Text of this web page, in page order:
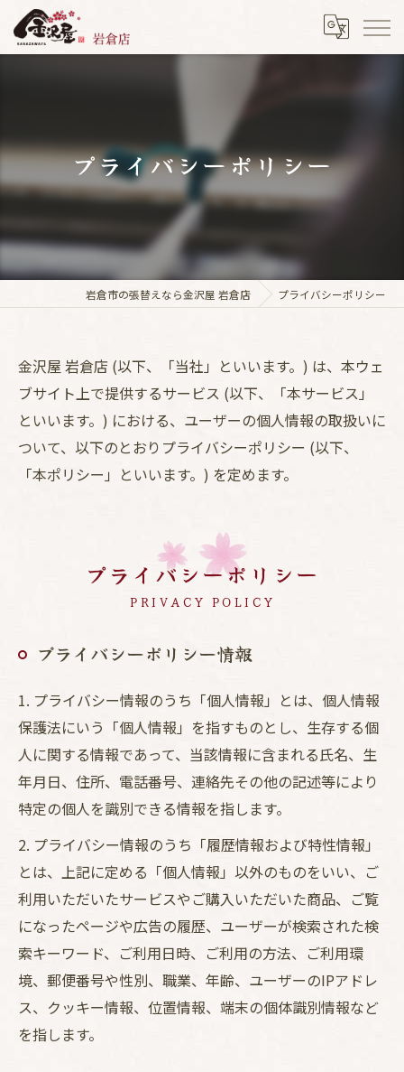
プライバシーポリシー
岩倉市の張替えなら金沢屋 岩倉店 プライバシーポリシー
金沢屋 岩倉店 (以下、「当社」といいます。) は、本ウェ
ブサイト上で提供するサービス (以下、「本サービス」
といいます。) における、ユーザーの個人情報の取扱いに
ついて、以下のとおりプライバシーポリシー (以下、
「本ポリシー」といいます。) を定めます。
プライバシーポリシー
PRIVACY POLICY
プライバシーポリシー情報
1. プライバシー情報のうち「個人情報」とは、個人情報
保護法にいう「個人情報」を指すものとし、生存する個
人に関する情報であって、当該情報に含まれる氏名、生
年月日、住所、電話番号、連絡先その他の記述等により
特定の個人を識別できる情報を指します。
2. プライバシー情報のうち「履歴情報および特性情報」
とは、上記に定める「個人情報」以外のものをいい、ご
利用いただいたサービスやご購入いただいた商品、ご覧
になったページや広告の履歴、ユーザーが検索された検
索キーワード、ご利用日時、ご利用の方法、ご利用環
境、郵便番号や性別、職業、年齢、ユーザーのIPアドレ
ス、クッキー情報、位置情報、端末の個体識別情報など
を指します。